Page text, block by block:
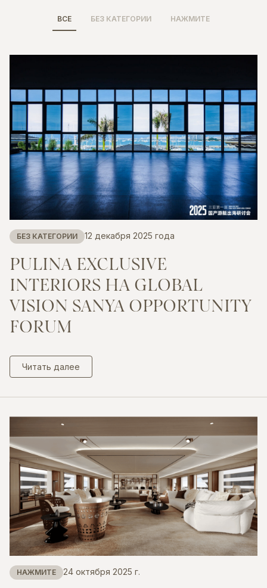
ВСЕ БЕЗ КАТЕГОРИИ НАЖМИТЕ
БЕЗ КАТЕГОРИИ 12 декабря 2025 года
PULINA EXCLUSIVE
INTERIORS НА GLOBAL
VISION SANYA OPPORTUNITY
FORUM
Читать далее
НАЖМИТЕ 24 октября 2025 г.